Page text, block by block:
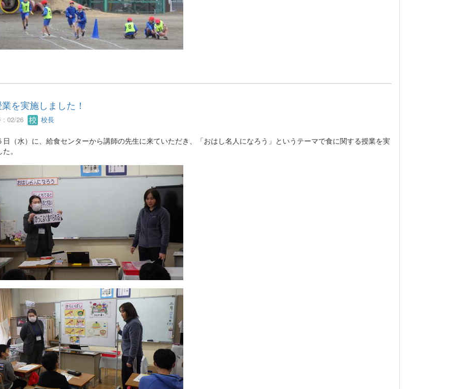
を実施しました！
: 02/26 校長
日（水）に、給食センターから講師の先生に来ていただき、「おはし名人になろう」というテーマで食に関する授業を実
。